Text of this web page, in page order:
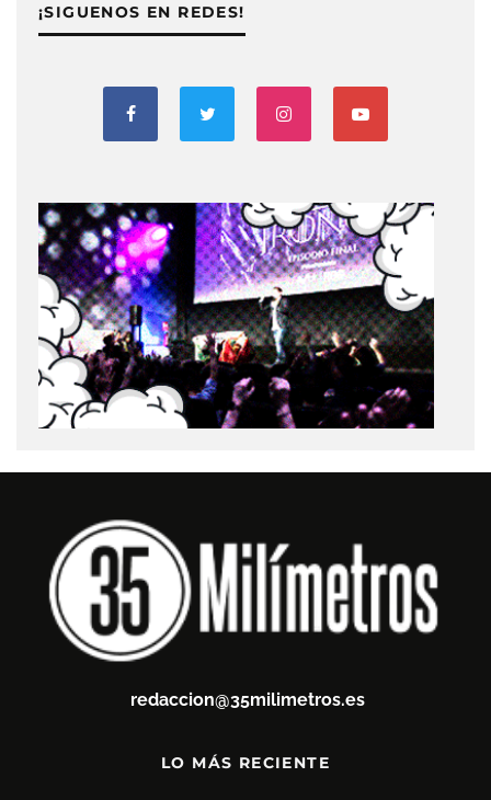
¡SIGUENOS EN REDES!
redaccion@35milimetros.es
LO MÁS RECIENTE